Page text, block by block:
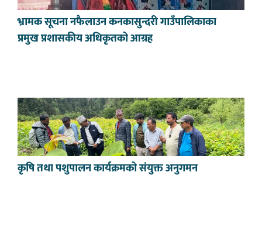
भ्रामक सूचना नफैलाउन कनकासुन्दरी गाउँपालिकाका
प्रमुख प्रशासकीय अधिकृतको आग्रह
कृषि तथा पशुपालन कार्यक्रमको संयुक्त अनुगमन